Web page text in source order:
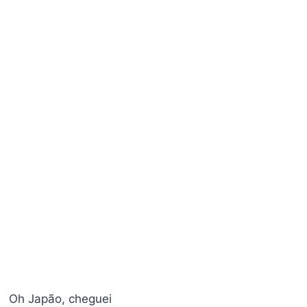
Oh Japão, cheguei